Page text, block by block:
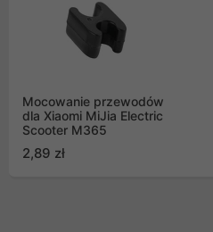
Mocowanie przewodów
dla Xiaomi MiJia Electric
Scooter M365
2,89 zł